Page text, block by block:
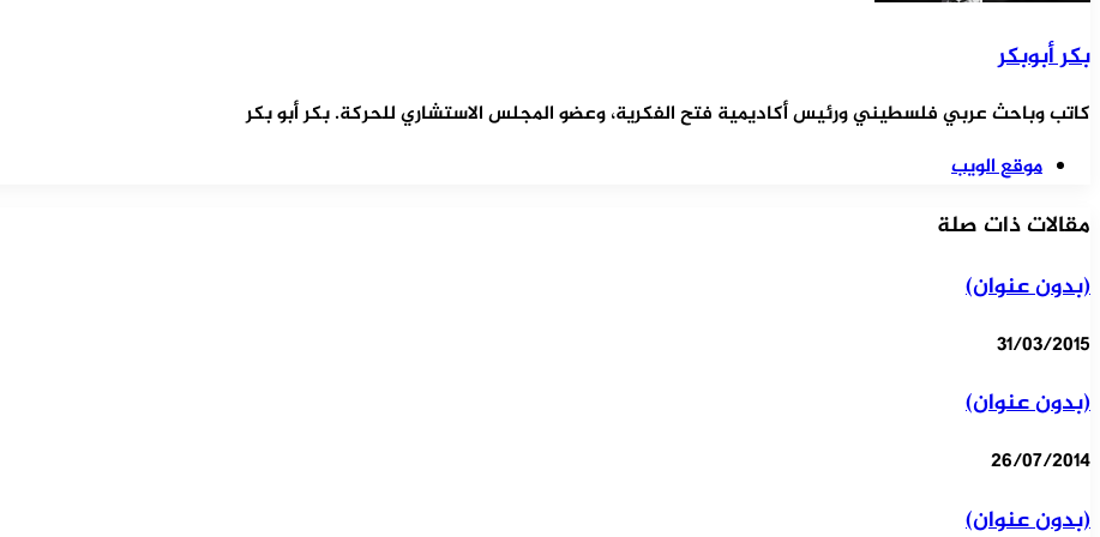
بكر أبوبكر
كاتب وباحث عربي فلسطيني ورئيس أكاديمية فتح الفكرية، وعضو المجلس الاستشاري للحركة. بكر أبو بكر
موقع الويب
مقالات ذات صلة
(بدون عنوان)
31/03/2015
(بدون عنوان)
26/07/2014
(بدون عنوان)